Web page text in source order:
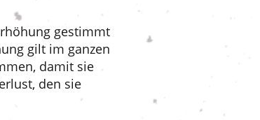
gestimmt
gilt im ganzen
damit sie
den sie